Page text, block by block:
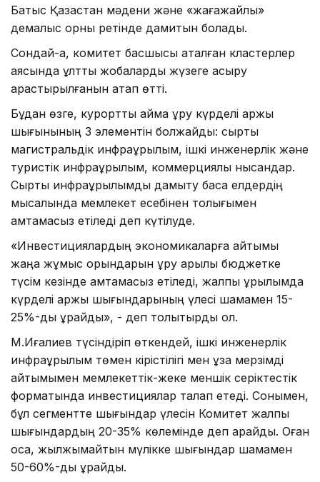
Батыс Қазақстан мәдени және «жағажайлық»
демалыс орны ретінде дамитын болады.
Сондай-ақ, комитет басшысы аталған кластерлер
аясында ұлттық жобаларды жүзеге асыру
қарастырылғанын атап өтті.
Бұдан өзге, курорттық аймақ құру күрделі қаржы
шығынының 3 элементін болжайды: сыртқы
магистральдік инфрақұрылым, ішкі инженерлік және
туристік инфрақұрылым, коммерциялық нысандар.
Сыртқы инфрақұрылымды дамыту басқа елдердің
мысалында мемлекет есебінен толығымен
қамтамасыз етіледі деп күтілуде.
«Инвестициялардың экономикаларға қайтымы
жаңа жұмыс орындарын құру арқылы бюджетке
түсім кезінде қамтамасыз етіледі, жалпы құрылымда
күрделі қаржы шығындарының үлесі шамамен 15-
25%-ды құрайды», - деп толықтырды ол.
М.Иғалиев түсіндіріп өткендей, ішкі инженерлік
инфрақұрылым төмен кірістілігі мен ұзақ мерзімді
қайтымымен мемлекеттік-жеке меншік серіктестік
форматында инвестициялар талап етеді. Сонымен,
бұл сегментте шығындар үлесін Комитет жалпы
шығындардың 20-35% көлемінде деп қарайды. Оған
қоса, жылжымайтын мүлікке шығындар шамамен
50-60%-ды құрайды.